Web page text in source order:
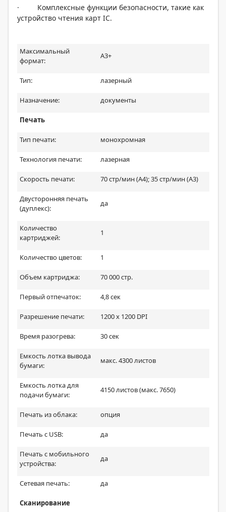
· Комплексные функции безопасности, такие как
устройство чтения карт IC.
Максимальный
формат:
A3+
Тип: лазерный
Назначение: документы
Печать
Тип печати: монохромная
Технология печати: лазерная
Скорость печати: 70 стр/мин (A4); 35 стр/мин (A3)
Двусторонняя печать
(дуплекс):
да
Количество
картриджей:
1
Количество цветов: 1
Объем картриджа: 70 000 стр.
Первый отпечаток: 4,8 сек
Разрешение печати: 1200 x 1200 DPI
Время разогрева: 30 сек
Емкость лотка вывода
бумаги:
макс. 4300 листов
Емкость лотка для
подачи бумаги:
4150 листов (макс. 7650)
Печать из облака: опция
Печать с USB: да
Печать с мобильного
устройства:
да
Сетевая печать: да
Сканирование